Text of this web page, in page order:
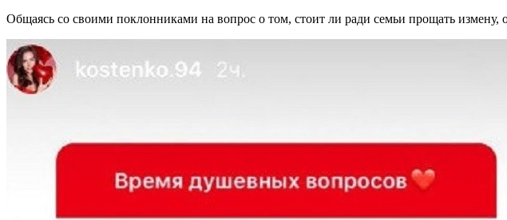
Общаясь со своими поклонниками на вопрос о том, стоит ли ради семьи прощать